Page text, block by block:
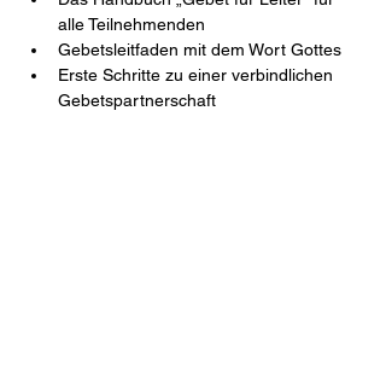
alle Teilnehmenden
Gebetsleitfaden mit dem Wort Gottes
Erste Schritte zu einer verbindlichen
Gebetspartnerschaft